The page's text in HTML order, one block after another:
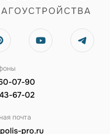
07-90
67-02
почта
pro.ru